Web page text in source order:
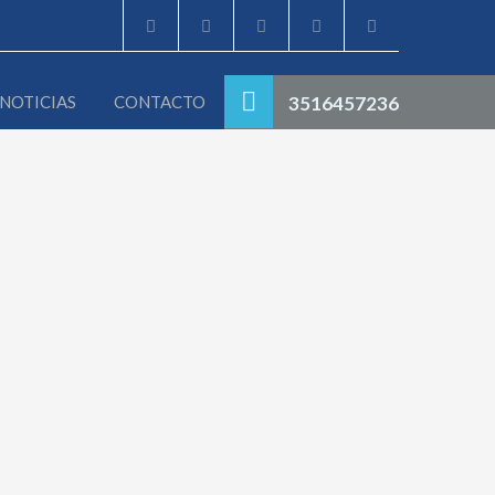
3516457236
NOTICIAS CONTACTO